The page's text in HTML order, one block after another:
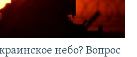
небо? Вопрос